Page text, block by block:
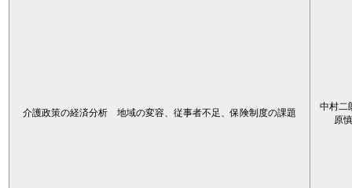
介護政策の経済分析 地域の変容、従事者不足、保険制度の課題
中村二
原